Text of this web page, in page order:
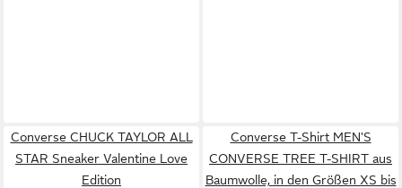
Converse CHUCK TAYLOR ALL
STAR Sneaker Valentine Love
Edition
Converse T-Shirt MEN'S
CONVERSE TREE T-SHIRT aus
Baumwolle, in den Größen XS bis